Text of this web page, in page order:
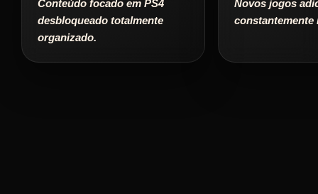
Conteúdo focado em PS4
desbloqueado totalmente
organizado.
Novos jogos
constantemente